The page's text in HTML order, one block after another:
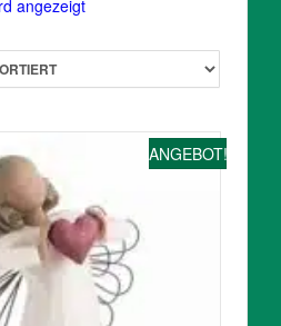
angezeigt
ANGEBOT!